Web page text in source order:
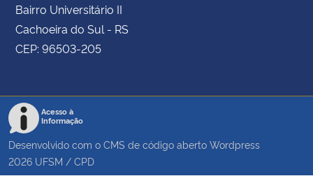
Bairro Universitário II
Cachoeira do Sul - RS
CEP: 96503-205
Acesso à
Informação
Desenvolvido com o CMS de código aberto Wordpress
2026 UFSM / CPD